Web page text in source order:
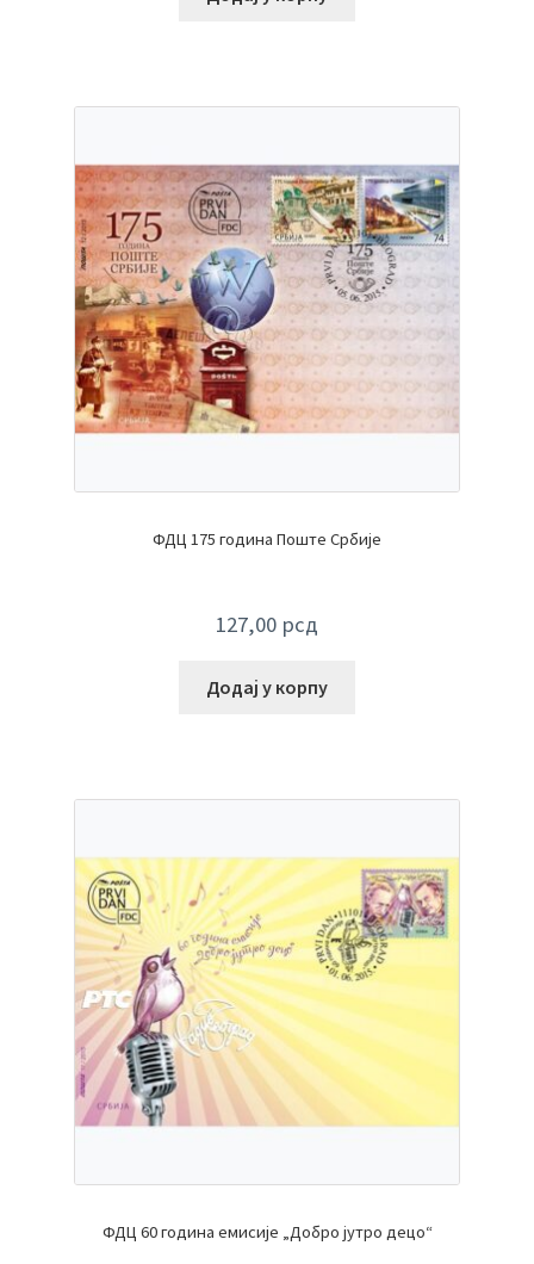
ФДЦ 175 година Поште Србије
127,00 рсд
Додај у корпу
ФДЦ 60 година емисије „Добро јутро децо“